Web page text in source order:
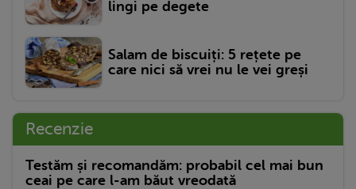
lingi pe degete
Salam de biscuiți: 5 rețete pe
care nici să vrei nu le vei greși
Recenzie
Testăm și recomandăm: probabil cel mai bun
ceai pe care l-am băut vreodată